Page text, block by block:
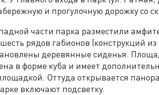
и прогулочную дорожку со
части парка разместили
рядов габионов (конструкций
деревянные сиденья.
в форме куба и имеет
Оттуда открывается
включают подсветку.